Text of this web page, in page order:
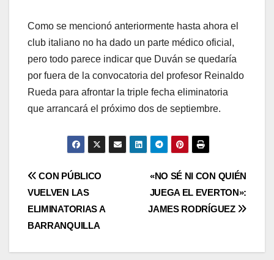
Como se mencionó anteriormente hasta ahora el
club italiano no ha dado un parte médico oficial,
pero todo parece indicar que Duván se quedaría
por fuera de la convocatoria del profesor Reinaldo
Rueda para afrontar la triple fecha eliminatoria
que arrancará el próximo dos de septiembre.
«NO SÉ NI CON QUIÉN
JUEGA EL EVERTON»:
JAMES RODRÍGUEZ
CON PÚBLICO
VUELVEN LAS
ELIMINATORIAS A
BARRANQUILLA